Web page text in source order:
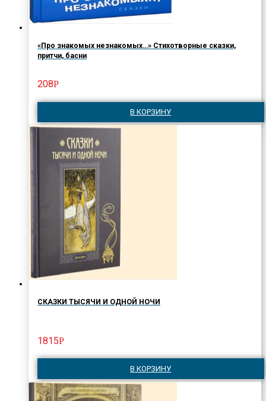
«Про знакомых незнакомых…» Стихотворные сказки,
притчи, басни
208Р
В КОРЗИНУ
СКАЗКИ ТЫСЯЧИ И ОДНОЙ НОЧИ
1815Р
В КОРЗИНУ